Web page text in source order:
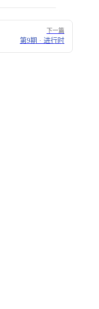
下一篇
第9期 · 进行时